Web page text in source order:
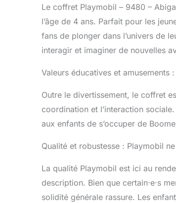
Le coffret Playmobil – 9480 –
l’âge de 4 ans. Parfait pour les
fans de plonger dans l’univers de
interagir et imaginer de nouvelles
Valeurs éducatives et amusements
Outre le divertissement, le coffret
coordination et l’interaction
aux enfants de s’occuper de
Qualité et robustesse : Playmobil
La qualité Playmobil est ici au
description. Bien que certain·e·s
solidité générale rassure. Les